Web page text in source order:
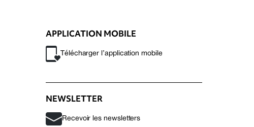
APPLICATION MOBILE
Télécharger l’application mobile
NEWSLETTER
Recevoir les newsletters